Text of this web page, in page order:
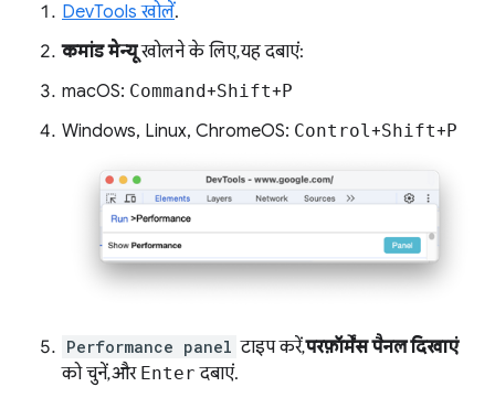
DevTools खोलें.
कमांड मेन्यूखोलने के लिए, यह दबाएं:
macOS: Command+Shift+P
Windows, Linux, ChromeOS: Control+Shift+P
Performance panel टाइप करें,परफ़ॉर्मेंस पैनल दिखाएं
को चुनें, और Enter दबाएं.